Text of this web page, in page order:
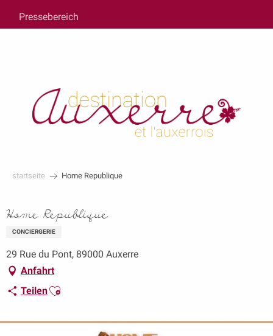
contenu
principal
Pressebereich
startseite Home Republique
Home Republique
CONCIERGERIE
29 Rue du Pont, 89000 Auxerre
Anfahrt
TeilenAjouter aux favoris